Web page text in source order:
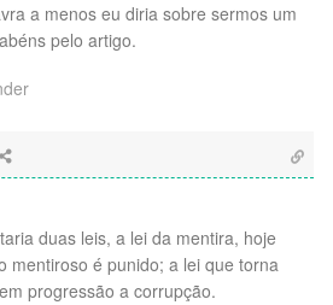
a menos eu diria sobre sermos um
pelo artigo.
duas leis, a lei da mentira, hoje
mentiroso é punido; a lei que torna
progressão a corrupção.